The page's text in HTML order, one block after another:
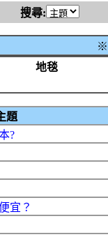
搜尋:
※
地毯
題
?
宜？